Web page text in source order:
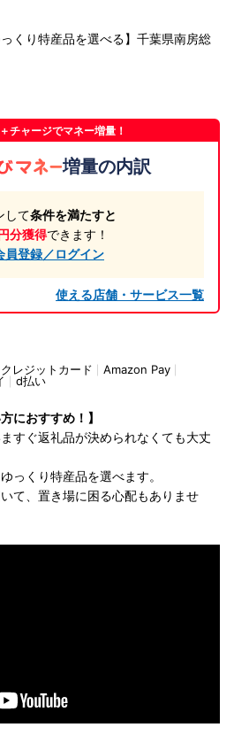
くり特産品を選べる】千葉県南房総
チャージでマネー増量！
増量の内訳
して条件を満たすと
分獲得できます！
員登録／ログイン
使える店舗・サービス一覧
クレジットカード
Amazon Pay
d払い
におすすめ！】
すぐ返礼品が決められなくても大丈
っくり特産品を選べます。
て、置き場に困る心配もありませ